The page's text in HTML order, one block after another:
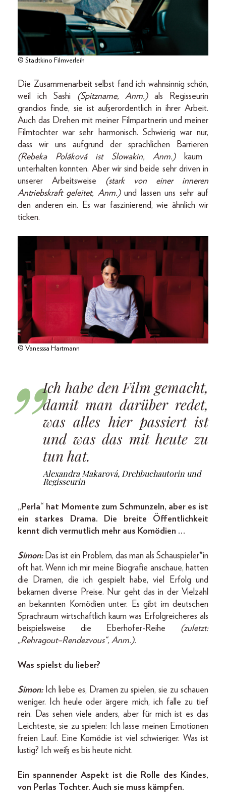
© Stadtkino Filmverleih
Die Zusammenarbeit selbst fand ich wahnsinnig schön,
weil ich Sashi(Spitzname, Anm.)als Regisseurin
grandios finde, sie ist außerordentlich in ihrer Arbeit.
Auch das Drehen mit meiner Filmpartnerin und meiner
Filmtochter war sehr harmonisch. Schwierig war nur,
dass wir uns aufgrund der sprachlichen Barrieren
(Rebeka Poláková ist Slowakin, Anm.)kaum
unterhalten konnten. Aber wir sind beide sehr driven in
unserer Arbeitsweise (stark von einer inneren
Antriebskraft geleitet, Anm.)und lassen uns sehr auf
den anderen ein. Es war faszinierend, wie ähnlich wir
ticken.
© Vanesssa Hartmann
Ich habe den Film gemacht,
damit man darüber redet,
was alles hier passiert ist
und was das mit heute zu
tun hat.
Alexandra Makarová, Drehbuchautorin und
Regisseurin
„Perla“ hat Momente zum Schmunzeln, aber es ist
ein starkes Drama. Die breite Öffentlichkeit
kennt dich vermutlich mehr aus Komödien …
Simon: Das ist ein Problem, das man als Schauspieler*in
oft hat. Wenn ich mir meine Biografie anschaue, hatten
die Dramen, die ich gespielt habe, viel Erfolg und
bekamen diverse Preise. Nur geht das in der Vielzahl
an bekannten Komödien unter. Es gibt im deutschen
Sprachraum wirtschaftlich kaum was Erfolgreicheres als
beispielsweise die Eberhofer-Reihe (zuletzt:
„Rehragout–Rendezvous“, Anm.).
Was spielst du lieber?
Simon: Ich liebe es, Dramen zu spielen, sie zu schauen
weniger. Ich heule oder ärgere mich, ich falle zu tief
rein. Das sehen viele anders, aber für mich ist es das
Leichteste, sie zu spielen: Ich lasse meinen Emotionen
freien Lauf. Eine Komödie ist viel schwieriger. Was ist
lustig? Ich weiß es bis heute nicht.
Ein spannender Aspekt ist die Rolle des Kindes,
von Perlas Tochter. Auch sie muss kämpfen.